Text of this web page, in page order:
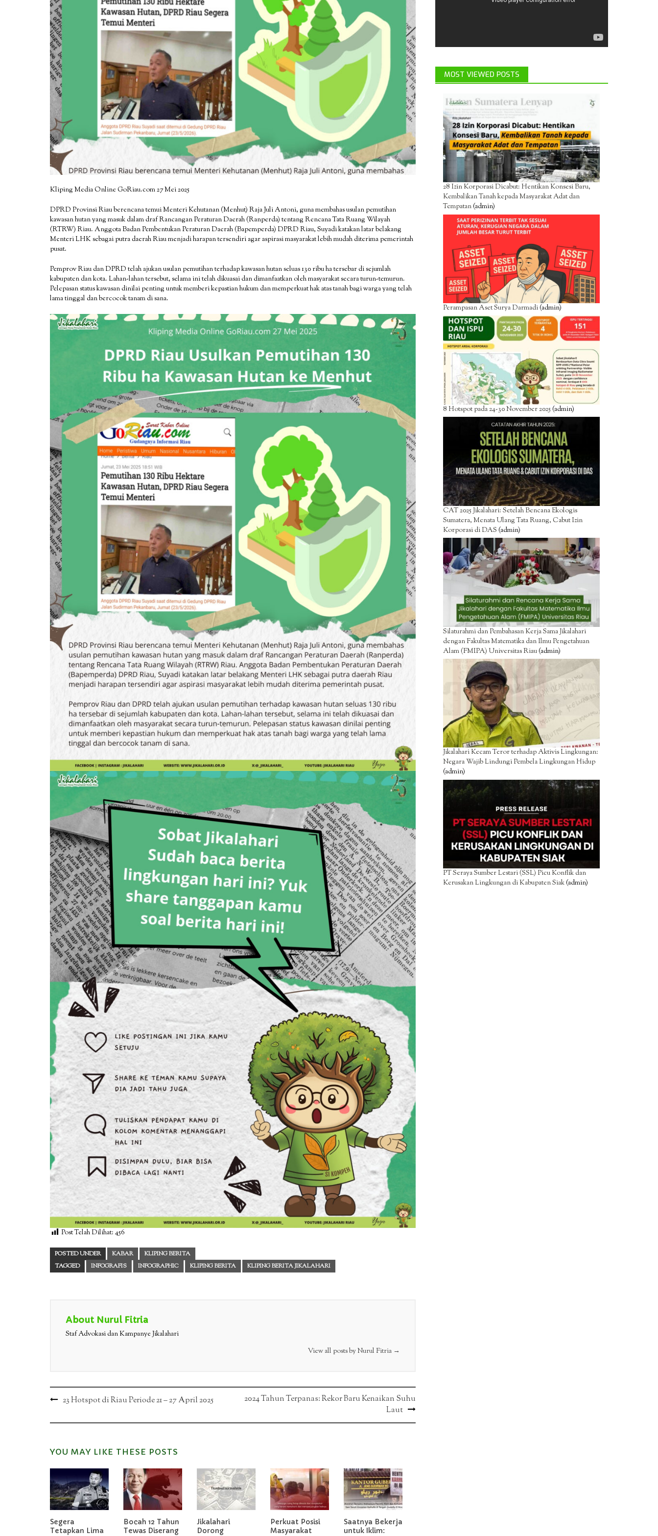
Kliping Media Online GoRiau.com 27 Mei 2025
DPRD Provinsi Riau berencana temui Menteri Kehutanan (Menhut) Raja Juli Antoni, guna membahas usulan pemutihan
kawasan hutan yang masuk dalam draf Rancangan Peraturan Daerah (Ranperda) tentang Rencana Tata Ruang Wilayah
(RTRW) Riau. Anggota Badan Pembentukan Peraturan Daerah (Bapemperda) DPRD Riau, Suyadi katakan latar belakang
Menteri LHK sebagai putra daerah Riau menjadi harapan tersendiri agar aspirasi masyarakat lebih mudah diterima pemerintah
pusat.
Pemprov Riau dan DPRD telah ajukan usulan pemutihan terhadap kawasan hutan seluas 130 ribu ha tersebar di sejumlah
kabupaten dan kota. Lahan-lahan tersebut, selama ini telah dikuasai dan dimanfaatkan oleh masyarakat secara turun-temurun.
Pelepasan status kawasan dinilai penting untuk memberi kepastian hukum dan memperkuat hak atas tanah bagi warga yang telah
lama tinggal dan bercocok tanam di sana.
Post Telah Dilihat: 456
POSTED UNDER KABAR
KLIPING BERITA
TAGGED
INFOGRAFIS INFOGRAPHIC KLIPING BERITA KLIPING BERITA JIKALAHARI
About Nurul Fitria
Staf Advokasi dan Kampanye Jikalahari
View all posts by Nurul Fitria →
Post23 Hotspot di Riau Periode 21 – 27 April 2025
2024 Tahun Terpanas: Rekor Baru Kenaikan Suhu
Laut
YOU MAY LIKE THESE POSTS
Segera
Tetapkan Lima
Bocah 12 Tahun
Tewas Diserang
Jikalahari
Dorong
Perkuat Posisi
Masyarakat
Saatnya Bekerja
untuk Iklim:
MOST VIEWED POSTS
28 Izin Korporasi Dicabut: Hentikan Konsesi Baru,
Kembalikan Tanah kepada Masyarakat Adat dan
Tempatan(admin)
Perampasan Aset Surya Darmadi(admin)
8 Hotspot pada 24-30 November 2025(admin)
CAT 2025 Jikalahari: Setelah Bencana Ekologis
Sumatera, Menata Ulang Tata Ruang, Cabut Izin
Korporasi di DAS (admin)
Silaturahmi dan Pembahasan Kerja Sama Jikalahari
dengan Fakultas Matematika dan Ilmu Pengetahuan
Alam (FMIPA) Universitas Riau(admin)
Jikalahari Kecam Teror terhadap Aktivis Lingkungan:
Negara Wajib Lindungi Pembela Lingkungan Hidup
(admin)
PT Seraya Sumber Lestari (SSL) Picu Konflik dan
Kerusakan Lingkungan di Kabupaten Siak(admin)